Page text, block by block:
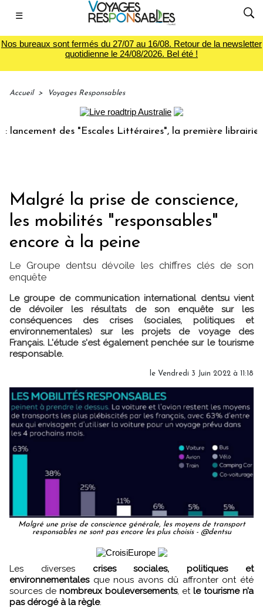
☰
Nos bureaux sont fermés du 27/07 au 16/08. Retour de la newsletter
quotidienne le 24/08/2026. Bel été !
Accueil > Voyages Responsables
des "Escales Littéraires", la première librairie du
Malgré la prise de conscience,
les mobilités "responsables"
encore à la peine
Le Groupe dentsu dévoile les chiffres clés de son
enquête
Le groupe de communication international dentsu vient
de dévoiler les résultats de son enquête sur les
conséquences des crises (sociales, politiques et
environnementales) sur les projets de voyage des
Français. L'étude s'est également penchée sur le tourisme
responsable.
le Vendredi 3 Juin 2022 à 11:18
Malgré une prise de conscience générale, les moyens de transport
responsables ne sont pas encore les plus choisis - @dentsu
Les diverses crises sociales, politiques et
environnementalesque nous avons dû affronter ont été
sources de nombreux bouleversements, et le tourisme n’a
pas dérogé à la règle.